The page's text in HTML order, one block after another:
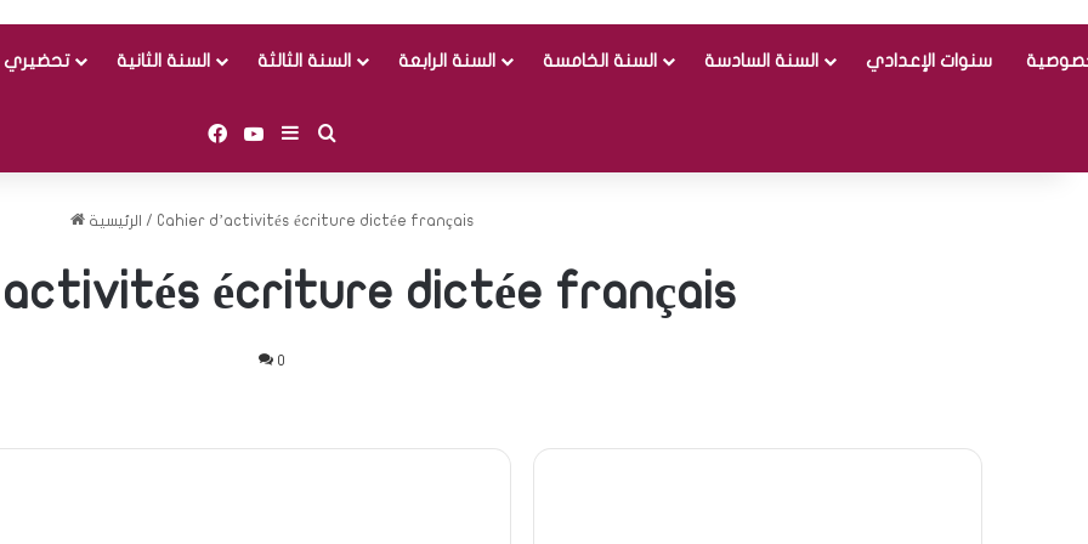
تحضيري السنة الثانية السنة الثالثة السنة الرابعة السنة الخامسة السنة السادسة سنوات الإعدادي
Facebook
YouTubeSidebar (barre latérale)
الرئيسية / Cahier d’activités écriture dictée français
écriture dictée français
0